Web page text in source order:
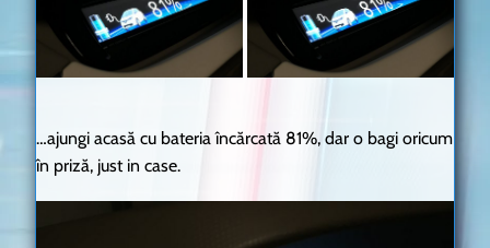
…ajungi acasă cu bateria încărcată 81%, dar o bagi oricum
în priză, just in case.